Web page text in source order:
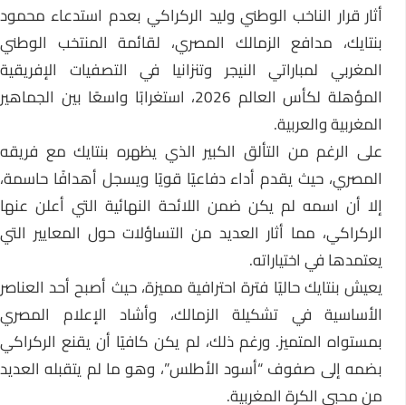
أثار قرار الناخب الوطني وليد الركراكي بعدم استدعاء محمود
بنتايك، مدافع الزمالك المصري، لقائمة المنتخب الوطني
المغربي لمباراتي النيجر وتنزانيا في التصفيات الإفريقية
المؤهلة لكأس العالم 2026، استغرابًا واسعًا بين الجماهير
المغربية والعربية.
على الرغم من التألق الكبير الذي يظهره بنتايك مع فريقه
المصري، حيث يقدم أداء دفاعيًا قويًا ويسجل أهدافًا حاسمة،
إلا أن اسمه لم يكن ضمن اللائحة النهائية التي أعلن عنها
الركراكي، مما أثار العديد من التساؤلات حول المعايير التي
يعتمدها في اختياراته.
يعيش بنتايك حاليًا فترة احترافية مميزة، حيث أصبح أحد العناصر
الأساسية في تشكيلة الزمالك، وأشاد الإعلام المصري
بمستواه المتميز. ورغم ذلك، لم يكن كافيًا أن يقنع الركراكي
بضمه إلى صفوف “أسود الأطلس”، وهو ما لم يتقبله العديد
من محبي الكرة المغربية.